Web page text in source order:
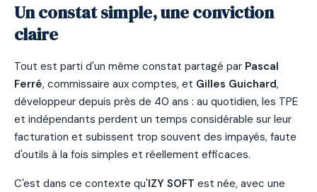
Un constat simple, une conviction
claire
Tout est parti d'un même constat partagé par Pascal
Ferré, commissaire aux comptes, et Gilles Guichard,
développeur depuis près de 40 ans : au quotidien, les TPE
et indépendants perdent un temps considérable sur leur
facturation et subissent trop souvent des impayés, faute
d'outils à la fois simples et réellement efficaces.
C'est dans ce contexte qu'IZY SOFT est née, avec une